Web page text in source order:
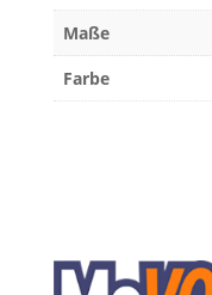
Maße
Farbe